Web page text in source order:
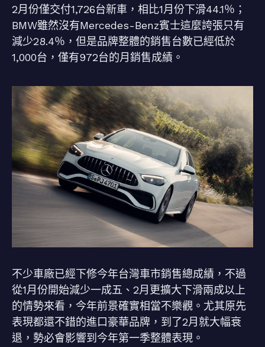
2月份僅交付1,726台新車，相比1月份下滑44.1％；
BMW雖然沒有Mercedes-Benz賓士這麼誇張只有
減少28.4％，但是品牌整體的銷售台數已經低於
1,000台，僅有972台的月銷售成績。
不少車廠已經下修今年台灣車市銷售總成績，不過
從1月份開始減少一成五、2月更擴大下滑兩成以上
的情勢來看，今年前景確實相當不樂觀。尤其原先
表現都還不錯的進口豪華品牌，到了2月就大幅衰
退，勢必會影響到今年第一季整體表現。